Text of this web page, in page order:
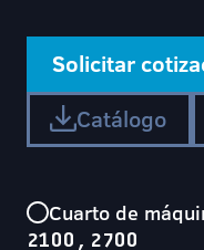
Solicitar
Catálogo
Cuarto de
2100, 2700